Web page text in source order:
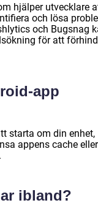
hjälper utvecklare
och lösa
och Bugsnag
för att
app
starta om din enhet,
appens cache
ibland?